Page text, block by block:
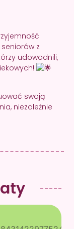
z
udowodnili,
swoją
niezależnie